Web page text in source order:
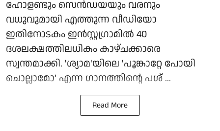
ഹോളണ്ടും സെൻഡയയും വരനും
വധുവുമായി എത്തുന്ന വീഡിയോ
ഇതിനോടകം ഇൻസ്റ്റഗ്രാമിൽ 40
ദശലക്ഷത്തിലധികം കാഴ്ചക്കാരെ
സ്വന്തമാക്കി. 'ശ്യാമ'യിലെ 'പൂങ്കാറ്റേ പോയി
ചൊല്ലാമോ' എന്ന ഗാനത്തിന്റെ പശ് ...
Read More